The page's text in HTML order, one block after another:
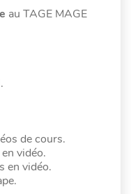
au TAGE MAGE
de cours.
vidéo.
en vidéo.